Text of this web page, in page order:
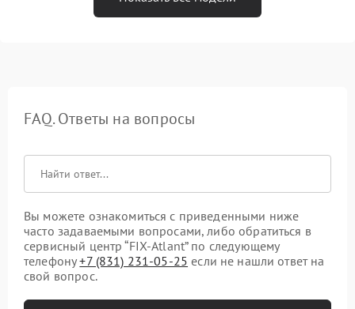
FAQ. Ответы на вопросы
Вы можете ознакомиться с приведенными ниже
часто задаваемыми вопросами, либо обратиться в
сервисный центр “FIX-Atlant” по следующему
телефону+7 (831) 231-05-25 если не нашли ответ на
свой вопрос.